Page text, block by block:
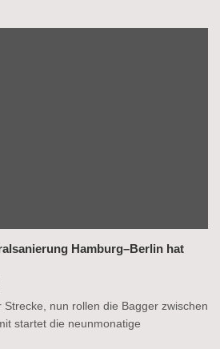
Hamburg–Berlin hat
nun rollen die Bagger zwischen
startet die neunmonatige